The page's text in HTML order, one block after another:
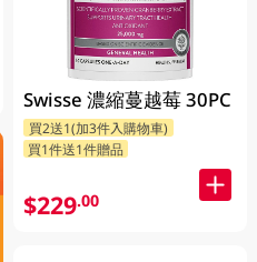
Swisse 濃縮蔓越莓 30PC
買2送1(加3件入購物車)
買1件送1件贈品
$229.00